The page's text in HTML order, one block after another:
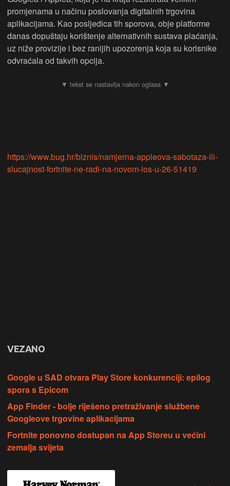
promjenama u načinu poslovanja digitalnih trgovina
aplikacijama. Kao posljedica tih sporova, obje platforme
danas dopuštaju korištenje alternativnih sustava plaćanja,
uz niže provizije i bez ranijih upozorenja koja su korisnike
odvraćala od takvih opcija.
https://www.bug.hr/biznis/namjerna-appleova-sabotaza-ili-
slucajnost-fortnite-ne-radi-na-novom-ios-u-26-51419
VEZANO
Google u SAD otvara Play Store konkurenciji: epilog
spora s Epicom
App Finder - bolje riješeno pretraživanje službene
Googleove trgovine aplikacijama
Fortnite ponovno dostupan na App Storeu u većini
zemalja svijeta